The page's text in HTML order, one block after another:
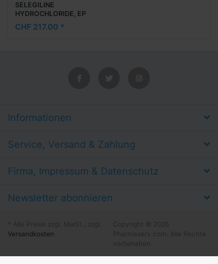
SELEGILINE
HYDROCHLORIDE, EP
(Deprenyl)│ 1 g
CHF 217.00 *
Informationen
Service, Versand & Zahlung
Firma, Impressum & Datenschutz
Newsletter abonnieren
* Alle Preise zzgl. MwSt., zzgl.
Versandkosten
Copyright © 2026
Pharmaserv.com. Alle Rechte
vorbehalten.